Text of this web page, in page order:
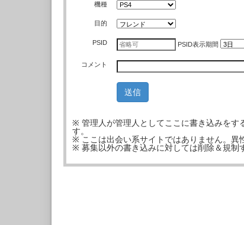
機種
目的
PSID PSID表示期間
コメント
※ 管理人が管理人としてここに書き込みをす
す。
※ ここは出会い系サイトではありません。異
※ 募集以外の書き込みに対しては削除＆規制